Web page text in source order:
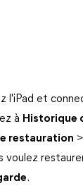
l'iPad et
à Historique
restauration
voulez
.